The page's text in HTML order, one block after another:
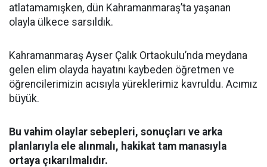
atlatamamışken, dün Kahramanmaraş’ta yaşanan
olayla ülkece sarsıldık.
Kahramanmaraş Ayser Çalık Ortaokulu’nda meydana
gelen elim olayda hayatını kaybeden öğretmen ve
öğrencilerimizin acısıyla yüreklerimiz kavruldu. Acımız
büyük.
Bu vahim olaylar sebepleri, sonuçları ve arka
planlarıyla ele alınmalı, hakikat tam manasıyla
ortaya çıkarılmalıdır.